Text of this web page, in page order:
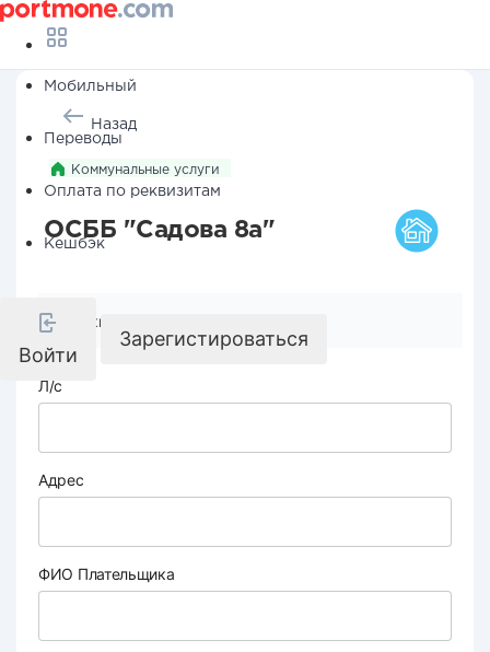
Мобильный
Переводы
Оплата по реквизитам
Кешбэк
Войти
Зарегистироваться
Назад
Коммунальные услуги
ОСББ "Садова 8а"
Реквизиты компании
Л/с
Адрес
ФИО Плательщика